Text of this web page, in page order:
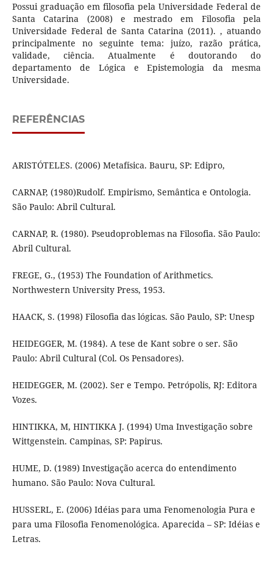
Possui graduação em filosofia pela Universidade Federal de
Santa Catarina (2008) e mestrado em Filosofia pela
Universidade Federal de Santa Catarina (2011). , atuando
principalmente no seguinte tema: juízo, razão prática,
validade, ciência. Atualmente é doutorando do
departamento de Lógica e Epistemologia da mesma
Universidade.
REFERÊNCIAS
ARISTÓTELES. (2006) Metafísica. Bauru, SP: Edipro,
CARNAP, (1980)Rudolf. Empirismo, Semântica e Ontologia.
São Paulo: Abril Cultural.
CARNAP, R. (1980). Pseudoproblemas na Filosofia. São Paulo:
Abril Cultural.
FREGE, G., (1953) The Foundation of Arithmetics.
Northwestern University Press, 1953.
HAACK, S. (1998) Filosofia das lógicas. São Paulo, SP: Unesp
HEIDEGGER, M. (1984). A tese de Kant sobre o ser. São
Paulo: Abril Cultural (Col. Os Pensadores).
HEIDEGGER, M. (2002). Ser e Tempo. Petrópolis, RJ: Editora
Vozes.
HINTIKKA, M, HINTIKKA J. (1994) Uma Investigação sobre
Wittgenstein. Campinas, SP: Papirus.
HUME, D. (1989) Investigação acerca do entendimento
humano. São Paulo: Nova Cultural.
HUSSERL, E. (2006) Idéias para uma Fenomenologia Pura e
para uma Filosofia Fenomenológica. Aparecida – SP: Idéias e
Letras.